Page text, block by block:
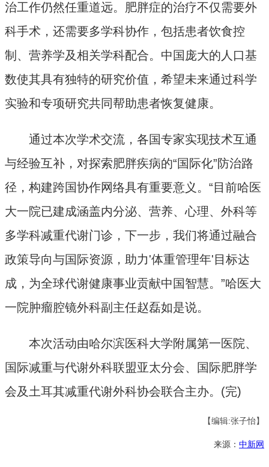
治工作仍然任重道远。肥胖症的治疗不仅需要外
科手术，还需要多学科协作，包括患者饮食控
制、营养学及相关学科配合。中国庞大的人口基
数使其具有独特的研究价值，希望未来通过科学
实验和专项研究共同帮助患者恢复健康。
通过本次学术交流，各国专家实现技术互通
与经验互补，对探索肥胖疾病的“国际化”防治路
径，构建跨国协作网络具有重要意义。“目前哈医
大一院已建成涵盖内分泌、营养、心理、外科等
多学科减重代谢门诊，下一步，我们将通过融合
政策导向与国际资源，助力'体重管理年'目标达
成，为全球代谢健康事业贡献中国智慧。”哈医大
一院肿瘤腔镜外科副主任赵磊如是说。
本次活动由哈尔滨医科大学附属第一医院、
国际减重与代谢外科联盟亚太分会、国际肥胖学
会及土耳其减重代谢外科协会联合主办。(完)
【编辑:张子怡】
来源： 中新网